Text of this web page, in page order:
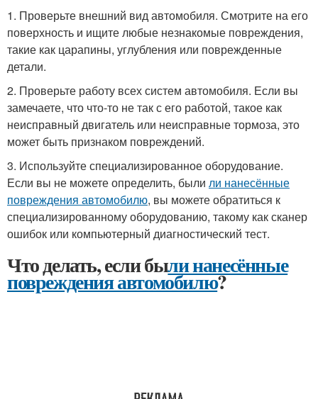
1. Проверьте внешний вид автомобиля. Смотрите на его
поверхность и ищите любые незнакомые повреждения,
такие как царапины, углубления или поврежденные
детали.
2. Проверьте работу всех систем автомобиля. Если вы
замечаете, что что-то не так с его работой, такое как
неисправный двигатель или неисправные тормоза, это
может быть признаком повреждений.
3. Используйте специализированное оборудование.
Если вы не можете определить, были ли нанесённые
повреждения автомобилю, вы можете обратиться к
специализированному оборудованию, такому как сканер
ошибок или компьютерный диагностический тест.
Что делать, если были нанесённые
повреждения автомобилю?